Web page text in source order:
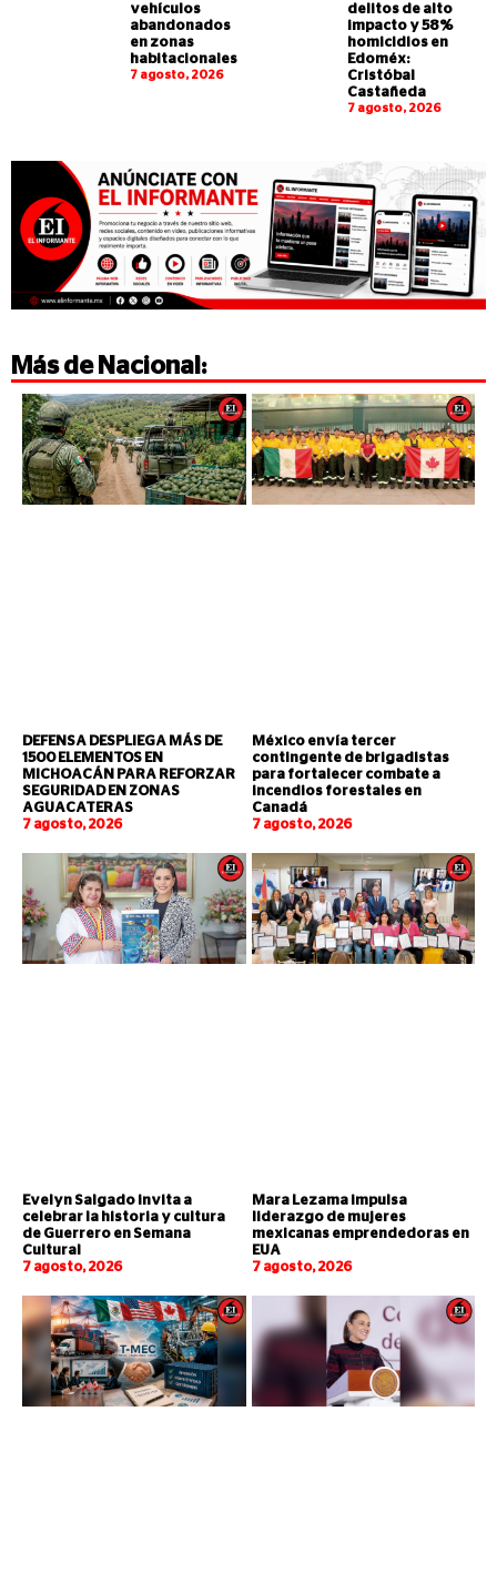
vehículos
abandonados
en zonas
habitacionales
7 agosto, 2026
delitos de alto
impacto y 58%
homicidios en
Edoméx:
Cristóbal
Castañeda
7 agosto, 2026
Más de Nacional :
DEFENSA DESPLIEGA MÁS DE
1500 ELEMENTOS EN
MICHOACÁN PARA REFORZAR
SEGURIDAD EN ZONAS
AGUACATERAS
7 agosto, 2026
México envía tercer
contingente de brigadistas
para fortalecer combate a
incendios forestales en
Canadá
7 agosto, 2026
Evelyn Salgado invita a
celebrar la historia y cultura
de Guerrero en Semana
Cultural
7 agosto, 2026
Mara Lezama impulsa
liderazgo de mujeres
mexicanas emprendedoras en
EUA
7 agosto, 2026